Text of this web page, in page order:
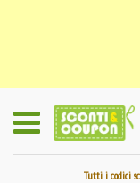
Tutti i codici